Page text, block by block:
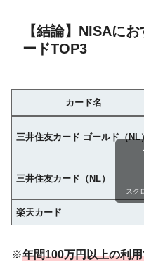
【結論】NISAに
ードTOP3
カード名
三井住友カード ゴールド（NL）
三井住友カード（NL）
楽天カード
スク
※年間100万円以上の利